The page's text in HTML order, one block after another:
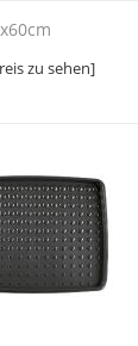
zu sehen]